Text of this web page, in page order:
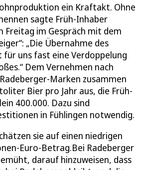
ein Kraftakt. Ohne
sagte Früh-Inhaber
Freitag im Gespräch mit dem
„Die Übernahme des
uns fast eine Verdoppelung
Dem Vernehmen nach
Marken zusammen
Bier pro Jahr aus, die Früh-
400.000. Dazu sind
in Fühlingen notwendig.
sie auf einen niedrigen
Euro-Betrag.Bei Radeberger
darauf hinzuweisen, dass